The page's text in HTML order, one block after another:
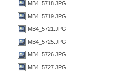
MB4_5718.JPG
MB4_5719.JPG
MB4_5721.JPG
MB4_5725.JPG
MB4_5726.JPG
MB4_5727.JPG